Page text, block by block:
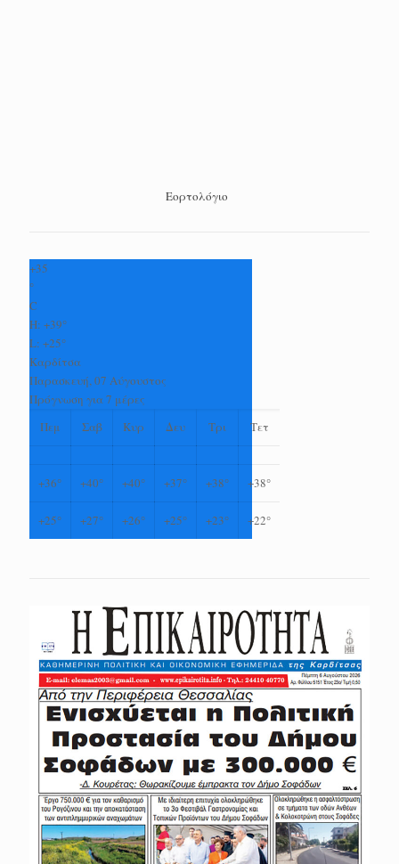
Εορτολόγιο
+35
°
C
H: +39°
L: +25°
Καρδίτσα
Παρασκευή, 07 Αύγουστος
Πρόγνωση για 7 μέρες
Πεμ
Σαβ Κυρ Δευ Τρι Τετ
+36° +40° +40° +37° +38° +38°
+25° +27° +26° +25° +23° +22°